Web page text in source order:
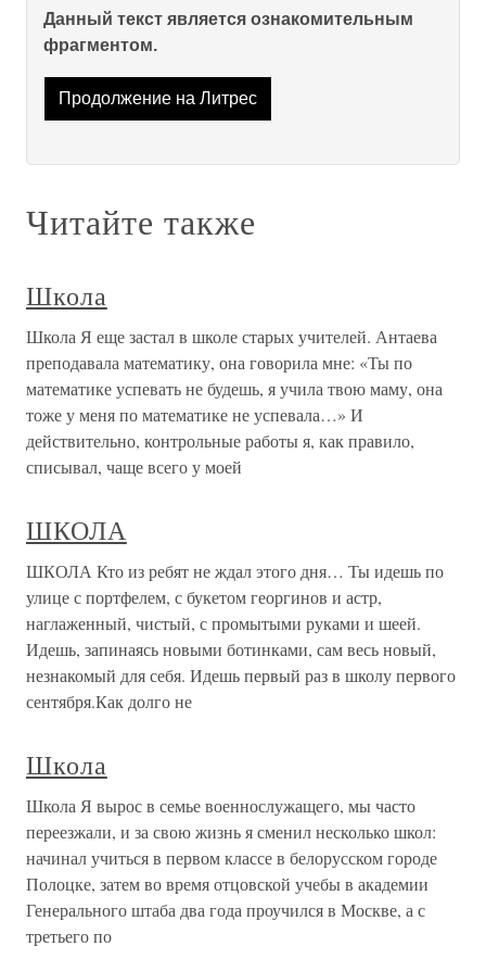
Данный текст является ознакомительным
фрагментом.
Продолжение на Литрес
Читайте также
Школа
Школа Я еще застал в школе старых учителей. Антаева
преподавала математику, она говорила мне: «Ты по
математике успевать не будешь, я учила твою маму, она
тоже у меня по математике не успевала…» И
действительно, контрольные работы я, как правило,
списывал, чаще всего у моей
ШКОЛА
ШКОЛА Кто из ребят не ждал этого дня… Ты идешь по
улице с портфелем, с букетом георгинов и астр,
наглаженный, чистый, с промытыми руками и шеей.
Идешь, запинаясь новыми ботинками, сам весь новый,
незнакомый для себя. Идешь первый раз в школу первого
сентября.Как долго не
Школа
Школа Я вырос в семье военнослужащего, мы часто
переезжали, и за свою жизнь я сменил несколько школ:
начинал учиться в первом классе в белорусском городе
Полоцке, затем во время отцовской учебы в академии
Генерального штаба два года проучился в Москве, а с
третьего по